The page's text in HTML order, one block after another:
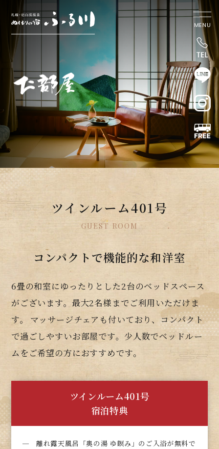
MENU
ツインルーム401号
GUEST ROOM
コンパクトで機能的な和洋室
6畳の和室にゆったりとした2台のベッドスペース
がございます。最大2名様までご利用いただけま
す。
マッサージチェアも付いており、コンパクト
で過ごしやすいお部屋です。 少人数でベッドルー
ムをご希望の方におすすめです。
ツインルーム401号
宿泊特典
離れ露天風呂「奥の湯 ゆ瞑み」のご入浴が無料で